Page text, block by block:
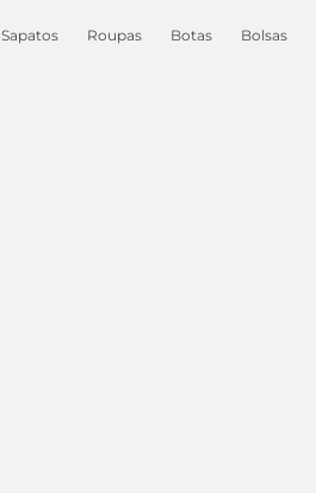
Sapatos Roupas Botas Bolsas